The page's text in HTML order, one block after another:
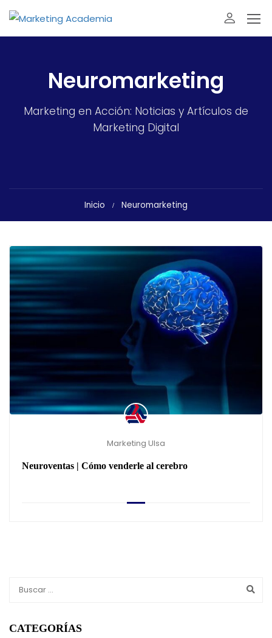
Neuromarketing
Marketing en Acción: Noticias y Artículos de
Marketing Digital
Inicio Neuromarketing
Marketing Ulsa
Neuroventas | Cómo venderle al cerebro
CATEGORÍAS